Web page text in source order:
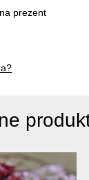
prezent